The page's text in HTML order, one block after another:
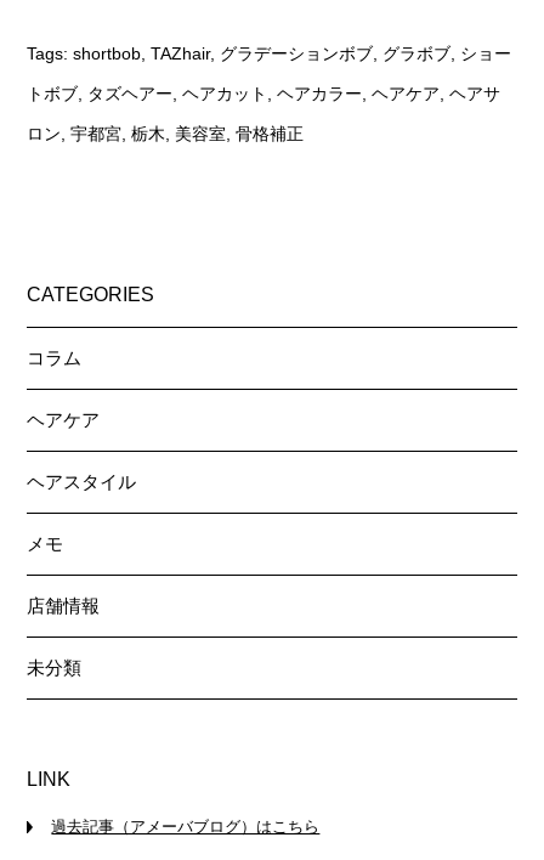
Tags:shortbob ,TAZhair, グラデーションボブ グラボブ ショー
トボブ タズヘアー ,ヘアカット ,ヘアカラー ,ヘアケア ,ヘアサ
ロン ,宇都宮 ,栃木 美容室 ,骨格補正
CATEGORIES
コラム
ヘアケア
ヘアスタイル
メモ
店舗情報
未分類
LINK
過去記事（アメーバブログ）はこちら